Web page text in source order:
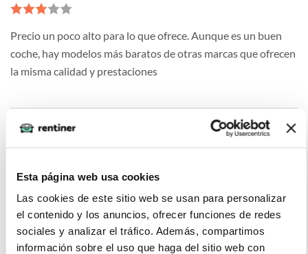
Esta página web usa cookies
Las cookies de este sitio web se usan para personalizar
el contenido y los anuncios, ofrecer funciones de redes
sociales y analizar el tráfico. Además, compartimos
información sobre el uso que haga del sitio web con
Precio un poco alto para lo que ofrece. Aunque es un buen
coche, hay modelos más baratos de otras marcas que ofrecen
la misma calidad y prestaciones
una buena relación entre el espacio interior y el tamaño
externo, es lo suficientemente grande para alojar a 5
pasajeros fácilmente y a la vez no es demasiado grande para